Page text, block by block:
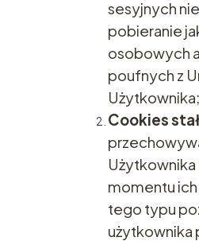
sesyjnych
pobieranie
osobowych
poufnych z
Użytkownika;
Cookies
momentu ich
tego typu
użytkownika